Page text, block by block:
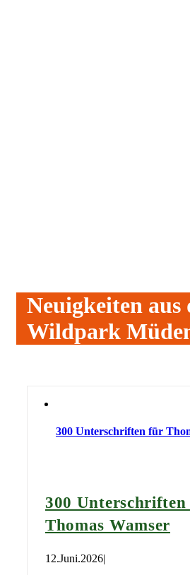
Neuigkeiten aus
Wildpark
300 Unterschriften für
300
Thomas Wamser
12.Juni.2026|